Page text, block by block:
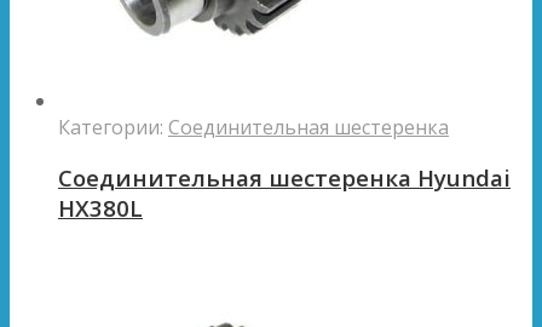
Категории: Соединительная шестеренка
Соединительная шестеренка Hyundai
HX380L